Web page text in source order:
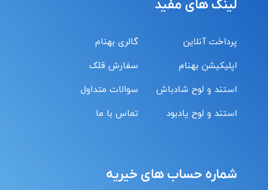
لینک های مفید
پرداخت آنلاین
اپلیکیشن بهنام
استند و لوح شادباش
استند و لوح یادبود
گالری بهنام
سفارش قلک
سوالات متداول
تماس با ما
شماره حساب های خیریه